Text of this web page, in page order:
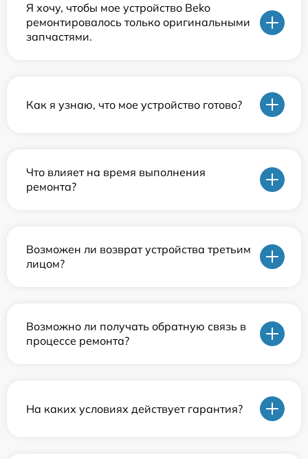
Я хочу, чтобы мое устройство Beko
ремонтировалось только оригинальными
запчастями.
Как я узнаю, что мое устройство готово?
Что влияет на время выполнения
ремонта?
Возможен ли возврат устройства третьим
лицом?
Возможно ли получать обратную связь в
процессе ремонта?
На каких условиях действует гарантия?